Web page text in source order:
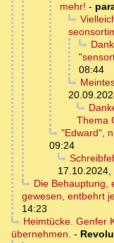
mehr! -
08:44
Thema
"Edward",
09:24
17.10.2024,
Die Behauptung,
gewesen, entbehrt
14:23
Heimtücke. Genfer
übernehmen. -